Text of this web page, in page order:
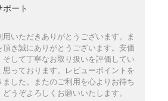
ポート
いただきありがとうございます。ま
頂き誠にありがとうございます。安価
そして丁寧なお取り扱いを評価してい
思っております。レビューポイントを
した。またのご利用を心よりお待ち
うぞよろしくお願いいたします。